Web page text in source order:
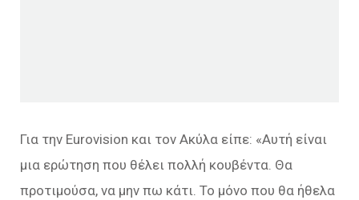
Για την Eurovision και τον Ακύλα είπε: «Αυτή είναι
μια ερώτηση που θέλει πολλή κουβέντα. Θα
προτιμούσα, να μην πω κάτι. Το μόνο που θα ήθελα